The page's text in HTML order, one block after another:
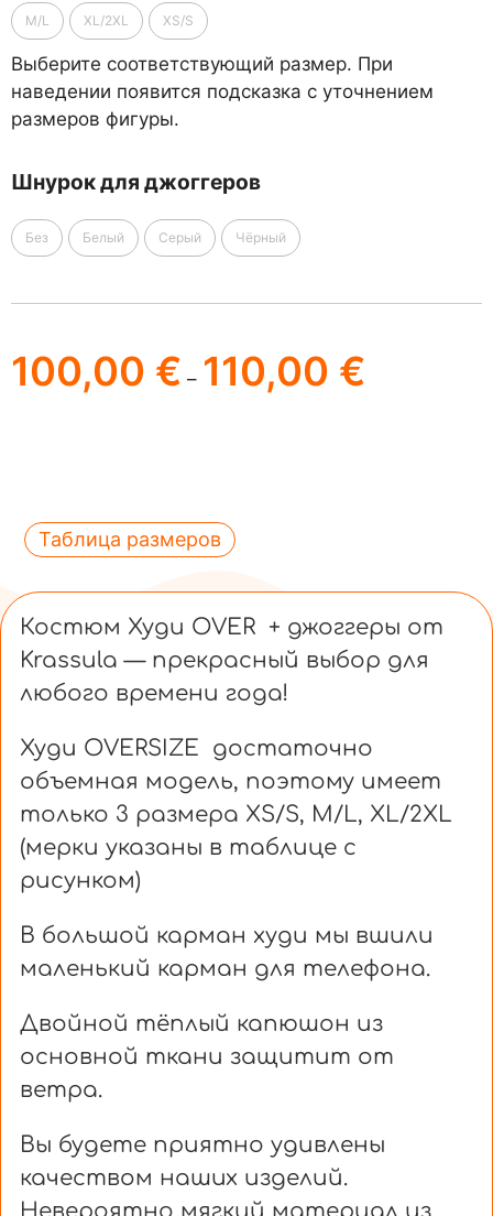
M/L XL/2XL XS/S
Выберите соответствующий размер. При
наведении появится подсказка с уточнением
размеров фигуры.
Шнурок для джоггеров
Без Белый Серый Чёрный
100,00 € – 110,00 €
Таблица размеров
Костюм Худи OVER + джоггеры от
Krassula — прекрасный выбор для
любого времени года!
Худи OVERSIZE достаточно
объемная модель, поэтому имеет
только 3 размера XS/S, M/L, XL/2XL
(мерки указаны в таблице с
рисунком)
В большой карман худи мы вшили
маленький карман для телефона.
Двойной тёплый капюшон из
основной ткани защитит от
ветра.
Вы будете приятно удивлены
качеством наших изделий.
Невероятно мягкий материал из